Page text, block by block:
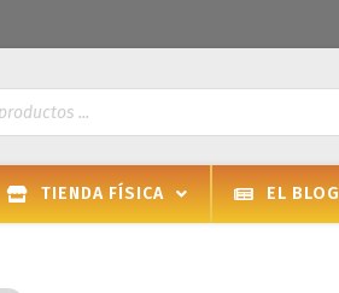
TIENDA FÍSICA EL BLOG